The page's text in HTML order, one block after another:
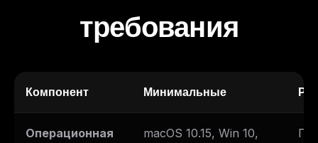
требования
Компонент Минимальные
Операционная
macOS 10.15, Win 10,